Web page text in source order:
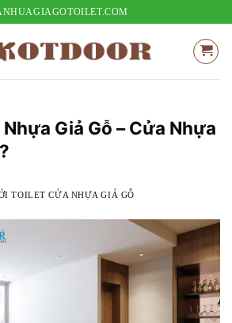
Giả Gỗ – Cửa Nhựa
TOILET CỬA NHỰA GIẢ GỖ